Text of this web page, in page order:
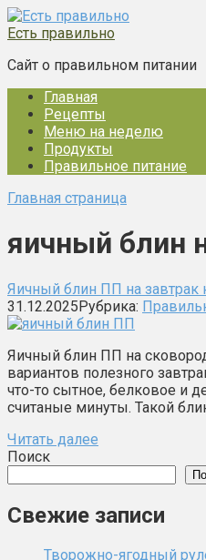
Перейти
к
Есть правильно
Сайт о правильном питании
Главная
Рецепты
Меню на неделю
Продукты
Правильное питание
Главная страница
яичный блин
Яичный блин ПП на завтрак
31.12.2025Рубрика:
Яичный блин ПП на
вариантов полезного
что-то сытное, белковое и
считаные минуты. Такой
Читать далее
Поиск
Свежие записи
Творожно-ягодный